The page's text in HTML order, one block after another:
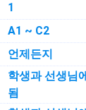
1
A1 ~ C2
언제든지
학생과 선생님
됨